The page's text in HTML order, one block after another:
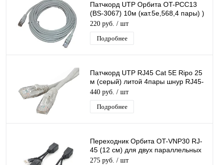
Патчкорд UTP Орбита OT-PCC13
(BS-3067) 10м (кат.5e,568,4 пары) )
8-жильный шнур RJ45-RJ45
220 руб. / шт
Подробнее
Патчкорд UTP RJ45 Cat 5E Ripo 25
м (серый) литой 4пары шнур RJ45-
RJ45 д/соединения сетевых
устройств
440 руб. / шт
Подробнее
Переходник Орбита OT-VNP30 RJ-
45 (12 см) для двух параллельных
10/100 Мб/с подключений
275 руб. / шт